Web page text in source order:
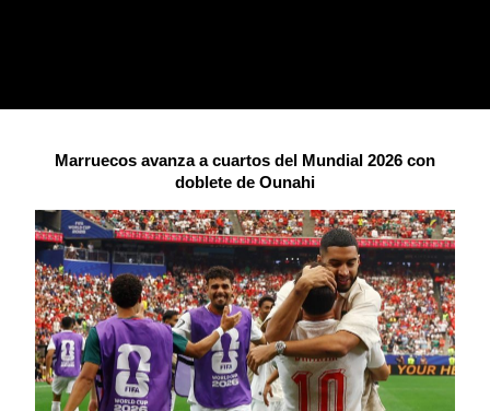
Marruecos avanza a cuartos del Mundial 2026 con
doblete de Ounahi